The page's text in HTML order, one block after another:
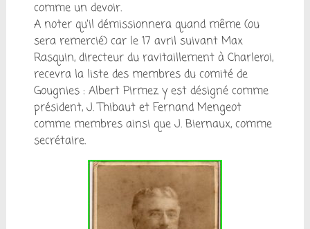
comme un devoir.
A noter qu’il démissionnera quand même (ou
sera remercié) car le 17 avril suivant Max
Rasquin, directeur du ravitaillement à Charleroi,
recevra la liste des membres du comité de
Gougnies : Albert Pirmez y est désigné comme
président, J. Thibaut et Fernand Mengeot
comme membres ainsi que J. Biernaux, comme
secrétaire.